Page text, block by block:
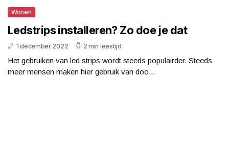
Wonen
Ledstrips installeren? Zo doe je dat
1 december 2022 2 min leestijd
Het gebruiken van led strips wordt steeds populairder. Steeds
meer mensen maken hier gebruik van doo...